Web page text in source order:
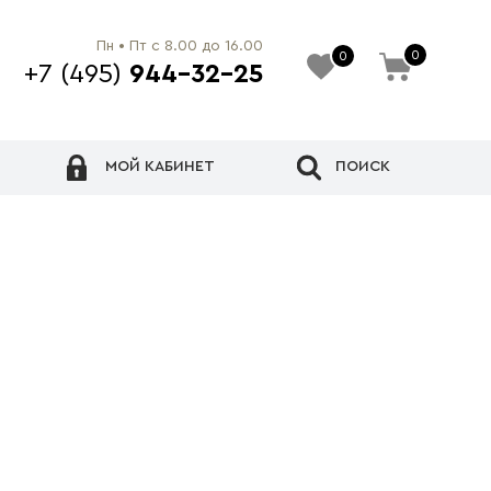
Пн • Пт с 8.00 до 16.00
+7 (495) 944-32-25
0 0
МОЙ КАБИНЕТ ПОИСК